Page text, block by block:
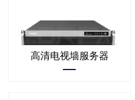
高清电视墙服务器